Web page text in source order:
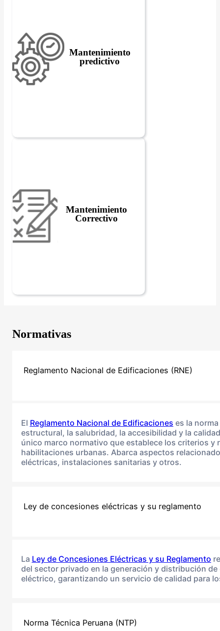
Mantenimiento
predictivo
Mantenimiento
Correctivo
Normativas
Reglamento Nacional de Edificaciones (RNE)
El Reglamento Nacional de Edificaciones es la
estructural, la salubridad, la accesibilidad y la
único marco normativo que establece los criterios
habilitaciones urbanas. Abarca aspectos
eléctricas, instalaciones sanitarias y otros.
Ley de concesiones eléctricas y su reglamento
La Ley de Concesiones Eléctricas y su Reglamento
del sector privado en la generación y distribución
eléctrico, garantizando un servicio de calidad para
Norma Técnica Peruana (NTP)